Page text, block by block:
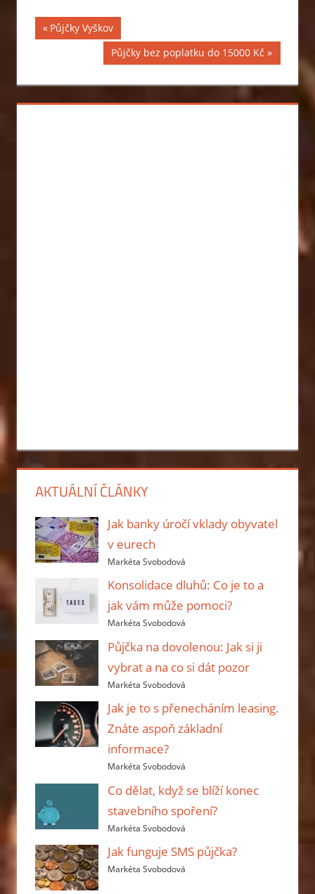
Navigace
příspěvek
Previous
Půjčky Vyškov
Next
Půjčky bez poplatku do 15000 Kč
AKTUÁLNÍ ČLÁNKY
Jak banky úročí vklady obyvatel
v eurech
Markéta Svobodová
Konsolidace dluhů: Co je to a
jak vám může pomoci?
Markéta Svobodová
Půjčka na dovolenou: Jak si ji
vybrat a na co si dát pozor
Markéta Svobodová
Jak je to s přenecháním leasing.
Znáte aspoň základní
informace?
Markéta Svobodová
Co dělat, když se blíží konec
stavebního spoření?
Markéta Svobodová
Jak funguje SMS půjčka?
Markéta Svobodová